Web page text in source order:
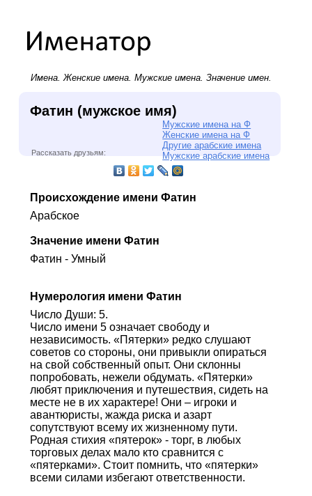
Имена.Женские имена. Мужские имена. Значение имен.
Фатин (мужское имя)
Мужские имена на Ф
Женские имена на Ф
Другие арабские имена
Мужские арабские имена
Рассказать друзьям:
Происхождение имени Фатин
Арабское
Значение имени Фатин
Фатин - Умный
Нумерология имени Фатин
Число Души: 5.
Число имени 5 означает свободу и
независимость. «Пятерки» редко слушают
советов со стороны, они привыкли опираться
на свой собственный опыт. Они склонны
попробовать, нежели обдумать. «Пятерки»
любят приключения и путешествия, сидеть на
месте не в их характере! Они – игроки и
авантюристы, жажда риска и азарт
сопутствуют всему их жизненному пути.
Родная стихия «пятерок» - торг, в любых
торговых делах мало кто сравнится с
«пятерками». Стоит помнить, что «пятерки»
всеми силами избегают ответственности.